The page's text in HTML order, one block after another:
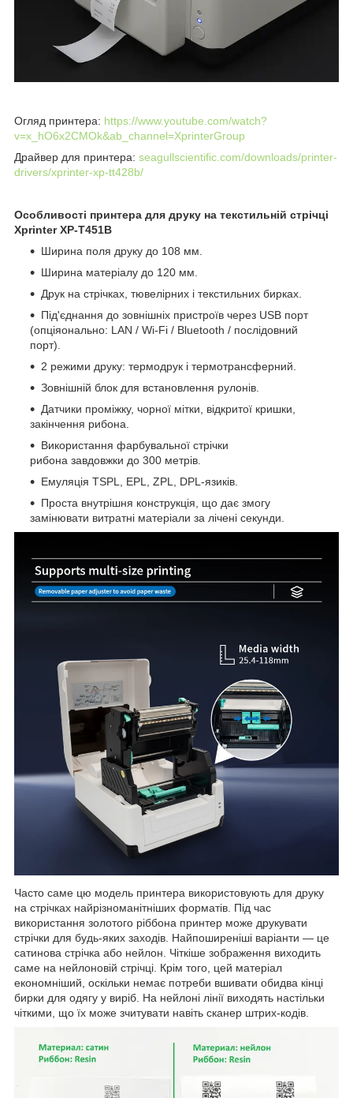
Огляд принтера: https://www.youtube.com/watch?
v=x_hO6x2CMOk&ab_channel=XprinterGroup
Драйвер для принтера: seagullscientific.com/downloads/printer-
drivers/xprinter-xp-tt428b/
Особливості принтера для друку на текстильній стрічці
Xprinter XP-T451B
Ширина поля друку до 108 мм.
Ширина матеріалу до 120 мм.
Друк на стрічках, тювелірних і текстильних бирках.
Під'єднання до зовнішніх пристроїв через USB порт
(опціяонально: LAN / Wi-Fi / Bluetooth / послідовний
порт).
2 режими друку: термодрук і термотрансферний.
Зовнішній блок для встановлення рулонів.
Датчики проміжку, чорної мітки, відкритої кришки,
закінчення рибона.
Використання фарбувальної стрічки
рибона завдовжки до 300 метрів.
Емуляція TSPL, EPL, ZPL, DPL-язиків.
Проста внутрішня конструкція, що дає змогу
замінювати витратні матеріали за лічені секунди.
Часто саме цю модель принтера використовують для друку
на стрічках найрізноманітніших форматів. Під час
використання золотого ріббона принтер може друкувати
стрічки для будь-яких заходів. Найпоширеніші варіанти — це
сатинова стрічка або нейлон. Чіткіше зображення виходить
саме на нейлоновій стрічці. Крім того, цей матеріал
економніший, оскільки немає потреби вшивати обидва кінці
бирки для одягу у виріб. На нейлоні лінії виходять настільки
чіткими, що їх може зчитувати навіть сканер штрих-кодів.